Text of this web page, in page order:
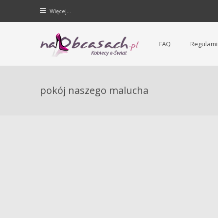
Więcej…
Forum dla kobiet | NaObcasach.pl
FAQ
pokój naszego malucha